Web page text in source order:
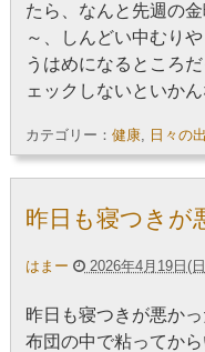
たら、なんと先週の
～、しんどい中むり
うはめになるところ
ェックしないといかん
カテゴリー： 健康, 日々の
昨日も寝つきが
はまー 2026年4月19日(
昨日も寝つきが悪か
布団の中で粘ってか